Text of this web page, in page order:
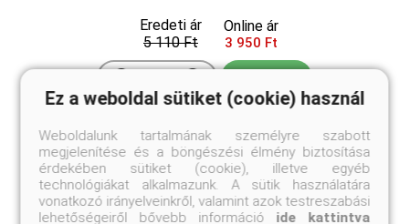
Eredeti ár
5 110 Ft
Online ár
3 950 Ft
Editerrán származású alapfaj, a Vinca minor
sárgatarka levelű változata. Elheverő hajtású
örökzöld félcserje, lombozata aranysárga színnel
tarkázott (a levelek közepén nagy aranysárga folt
található), szép hátteret adva májusban nyíló kék
Ez a weboldal sütiket (cookie) használ
Weboldalunk tartalmának személyre szabott
megjelenítése és a böngészési élmény biztosítása
érdekében sütiket (cookie), illetve egyéb
technológiákat alkalmazunk. A sütik használatára
vonatkozó irányelveinkről, valamint azok testreszabási
lehetőségeiről bővebb információ ide kattintva